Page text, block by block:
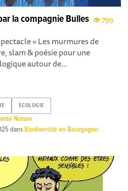
799
la compagnie Bulles
« Les murmures de
slam & poésie pour une
autour de...
ECOLOGIE
Nature
dansBiodiversité en Bourgogne-